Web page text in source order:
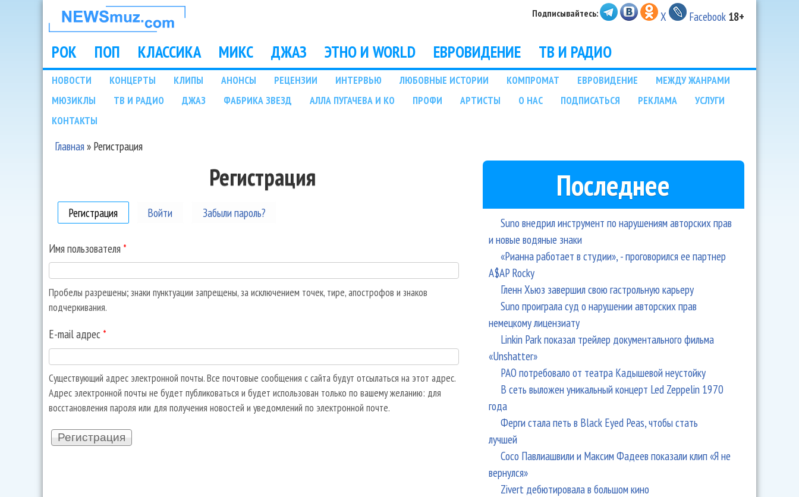
НОВОСТИ
МУЗЫКИ И
ШОУ БИЗНЕСА
NEWSMUZ.COM
Подписывайтесь: X Facebook 18+
Main menu
РОК ПОП КЛАССИКА МИКС ДЖАЗ ЭТНО И WORLD ЕВРОВИДЕНИЕ ТВ И РАДИО
Подразделы
НОВОСТИ КОНЦЕРТЫ КЛИПЫ АНОНСЫ РЕЦЕНЗИИ ИНТЕРВЬЮ ЛЮБОВНЫЕ ИСТОРИИ КОМПРОМАТ ЕВРОВИДЕНИЕ
МЕЖДУ ЖАНРАМИ
МЮЗИКЛЫ
ТВ И РАДИО ДЖАЗ ФАБРИКА ЗВЕЗД АЛЛА ПУГАЧЕВА И КО ПРОФИ АРТИСТЫ О НАС ПОДПИСАТЬСЯ РЕКЛАМА
УСЛУГИ
КОНТАКТЫ
Главная» Регистрация
Регистрация
Регистрация (активная вкладка)
Войти Забыли пароль?
Имя пользователя *
Пробелы разрешены; знаки пунктуации запрещены, за исключением точек, тире, апострофов и знаков
подчеркивания.
E-mail адрес *
Существующий адрес электронной почты. Все почтовые сообщения с сайта будут отсылаться на этот адрес.
Адрес электронной почты не будет публиковаться и будет использован только по вашему желанию: для
восстановления пароля или для получения новостей и уведомлений по электронной почте.
Последнее
Suno внедрил инструмент по нарушениям авторских прав
и новые водяные знаки
«Рианна работает в студии», - проговорился ее партнер
A$AP Rocky
Гленн Хьюз завершил свою гастрольную карьеру
Suno проиграла суд о нарушении авторских прав
немецкому лицензиату
Linkin Park показал трейлер документального фильма
«Unshatter»
РАО потребовало от театра Кадышевой неустойку
В сеть выложен уникальный концерт Led Zeppelin 1970
года
Ферги стала петь в Black Eyed Peas, чтобы стать
лучшей
Сосо Павлиашвили и Максим Фадеев показали клип «Я не
вернулся»
Zivert дебютировала в большом кино